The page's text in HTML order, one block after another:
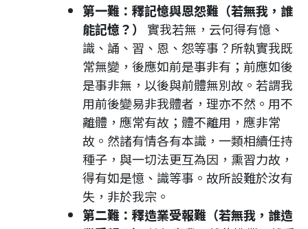
第一難：釋記憶與恩怨難（若無我，誰
能記憶？）
實我若無，云何得有憶、
識、誦、習、恩、怨等事？所執實我既
常無變，後應如前是事非有；前應如後
是事非無，以後與前體無別故。若謂我
用前後變易非我體者，理亦不然。用不
離體，應常有故；體不離用，應非常
故。然諸有情各有本識，一類相續任持
種子，與一切法更互為因，熏習力故，
得有如是憶、識等事。故所設難於汝有
失，非於我宗。
第二難：釋造業受報難（若無我，誰造